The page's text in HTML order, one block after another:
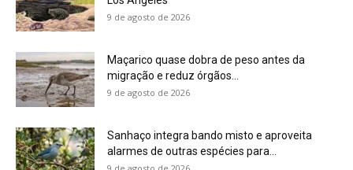
8 de agosto de 2026